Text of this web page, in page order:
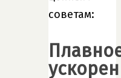
советам: